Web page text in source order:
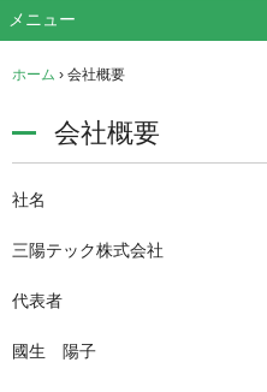
メニュー
ン
ン
ツ
ス
ッ
ホーム › 会社概要
会社概要
社名
三陽テック株式会社
代表者
國生 陽子